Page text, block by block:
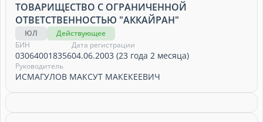
ТОВАРИЩЕСТВО С ОГРАНИЧЕННОЙ
ОТВЕТСТВЕННОСТЬЮ "АККАЙРАН"
ЮЛ
Действующее
БИН
030640018356
Дата регистрации
04.06.2003 (23 года 2 месяца)
Руководитель
ИСМАГУЛОВ МАКСУТ МАКЕКЕЕВИЧ